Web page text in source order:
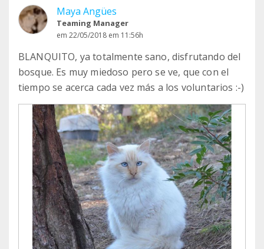
Maya Angües
Teaming Manager
em 22/05/2018 em 11:56h
BLANQUITO, ya totalmente sano, disfrutando del
bosque. Es muy miedoso pero se ve, que con el
tiempo se acerca cada vez más a los voluntarios :-)